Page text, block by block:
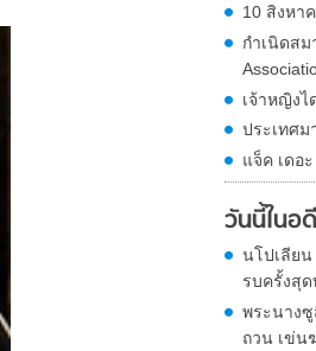
10 สิงหา
กำเนิดสม
เจ้าหญิงไ
ประเทศม
แจ็ค เดอ
วันนี้ในอ
นโปเลีย
รบครั้งสุ
พระนางซู
ถวน เข่น